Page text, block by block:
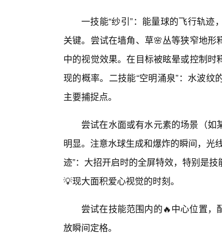
一技能“纱引”：能量球的飞行轨
关键。尝试在墙角、草🌸丛等狭窄地
中的视觉效果。在目标被眩晕或控制
现的概率。二技能“空明涌泉”：水波
主要捕捉点。
尝试在水面或有水元素的场景（
明显。注意水球生成和爆炸的瞬间，光
迹”：大招开启时的全屏特效，特别是
💡现大面积爱心视觉的时刻。
尝试在技能范围内的🔥中心位置
放瞬间定格。